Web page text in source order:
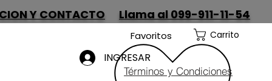
Y CONTACTO Llama al 099-911-11-54
Favoritos Carrito
Términos y Condiciones
INGRESAR